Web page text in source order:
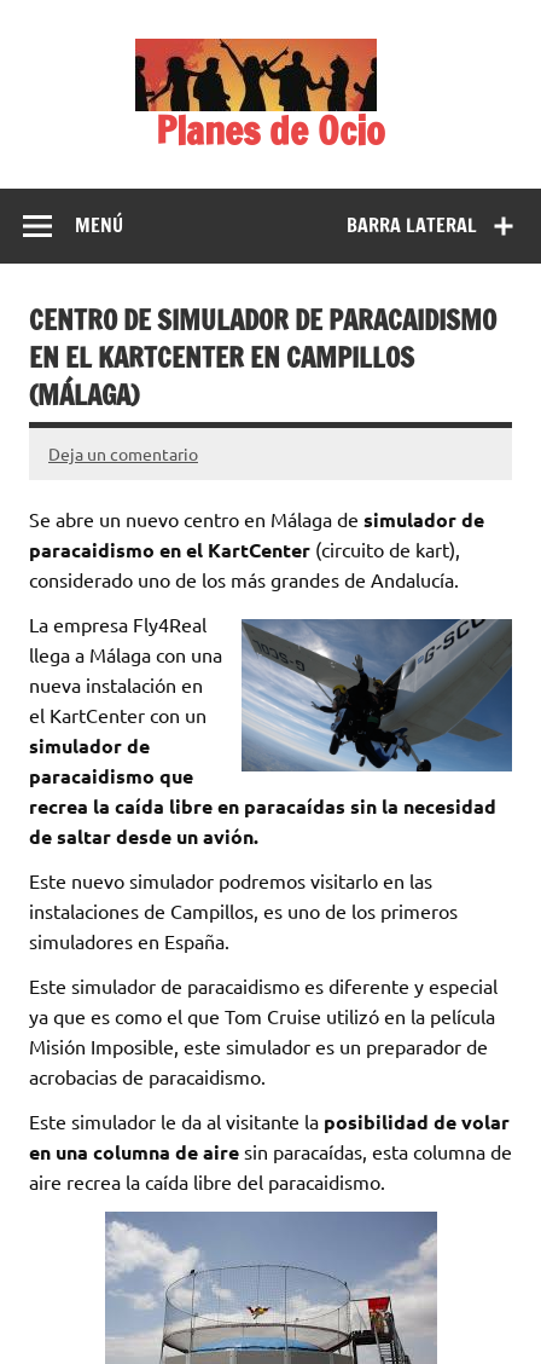
Planes de Ocio
BARRA LATERAL
MENÚ
CENTRO DE SIMULADOR DE PARACAIDISMO
EN EL KARTCENTER EN CAMPILLOS
(MÁLAGA)
Deja un comentario
Se abre un nuevo centro en Málaga de simulador de
paracaidismo en el KartCenter (circuito de kart),
considerado uno de los más grandes de Andalucía.
La empresa Fly4Real
llega a Málaga con una
nueva instalación en
el KartCenter con un
simulador de
paracaidismo que
recrea la caída libre en paracaídas sin la necesidad
de saltar desde un avión.
Este nuevo simulador podremos visitarlo en las
instalaciones de Campillos, es uno de los primeros
simuladores en España.
Este simulador de paracaidismo es diferente y especial
ya que es como el que Tom Cruise utilizó en la película
Misión Imposible, este simulador es un preparador de
acrobacias de paracaidismo.
Este simulador le da al visitante la posibilidad de volar
en una columna de aire sin paracaídas, esta columna de
aire recrea la caída libre del paracaidismo.